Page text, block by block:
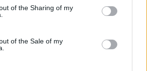
or usage behaviour. You may click to
to Google and its third-party tags to
specified purposes in below Google
of the Sharing of my
of the Sale of my
IS FONTOS SZEREP HÁRUL A
ELKERÜLÉSÉBEN